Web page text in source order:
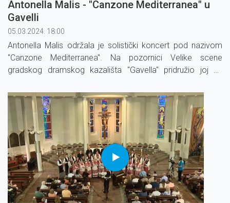
Antonella Malis - "Canzone Mediterranea" u
Gavelli
05.03.2024. 18:00
Antonella Malis održala je solistički koncert pod nazivom
"Canzone Mediterranea". Na pozornici Velike scene
gradskog dramskog kazališta "Gavella" pridružio joj se